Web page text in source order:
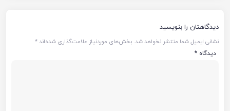
دیدگاهتان را بنویسید
نشانی ایمیل شما منتشر نخواهد شد. بخش‌های موردنیاز علامت‌گذاری شده‌اند*
دیدگاه *